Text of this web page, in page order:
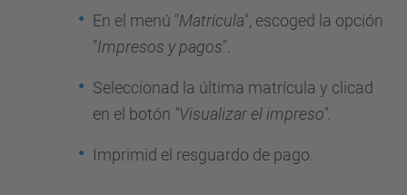
En el menú "Matrícula", escoged la opción
"Impresos y pagos".
Seleccionad la última matrícula y clicad
en el botón "Visualizar el impreso".
Imprimid el resguardo de pago.